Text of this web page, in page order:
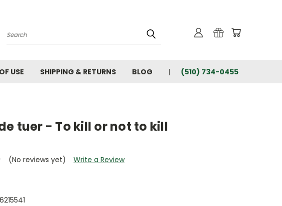
Search
USE SHIPPING & RETURNS BLOG (510) 734-0455
tuer - To kill or not to kill
(No reviews yet)
Write a Review